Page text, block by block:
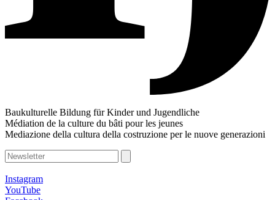
Baukulturelle Bildung für Kinder und Jugendliche
Médiation de la culture du bâti pour les jeunes
Mediazione della cultura della costruzione per le nuove generazioni
Instagram
YouTube